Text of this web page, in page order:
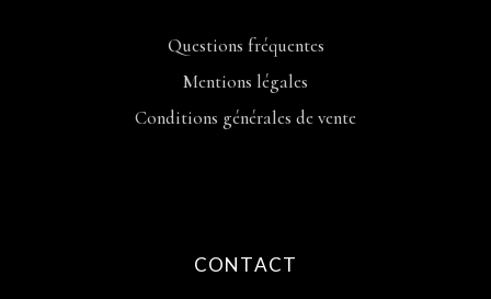
Questions fréquentes
Mentions légales
Conditions générales de vente
CONTACT